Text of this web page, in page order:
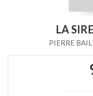
LA
PIERRE